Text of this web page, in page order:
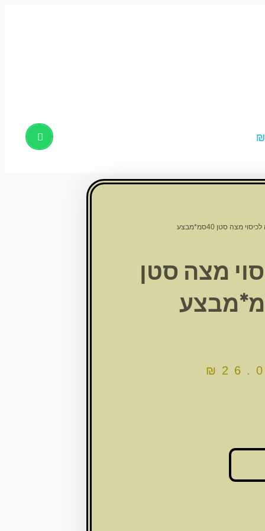
₪
מצה סטן 40סמ*מבצע
מצה סטן
₪